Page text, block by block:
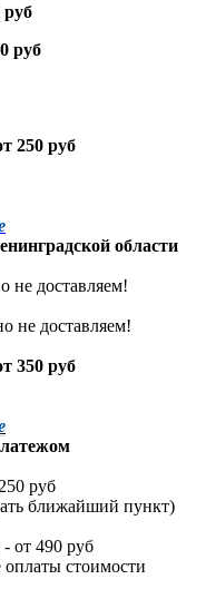
руб
руб
250 руб
области
не доставляем!
не доставляем!
350 руб
руб
ближайший пункт)
от 490 руб
оплаты стоимости